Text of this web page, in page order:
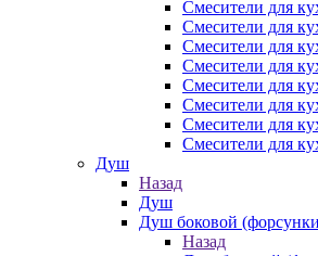
Смесители для
Смесители для
Смесители для
Смесители для
Смесители для
Смесители для
Смесители для
Смесители для
Душ
Назад
Душ
Душ боковой
Назад